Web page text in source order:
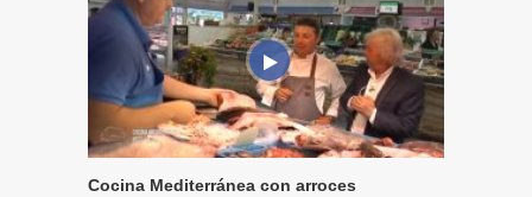
Cocina Mediterránea con arroces